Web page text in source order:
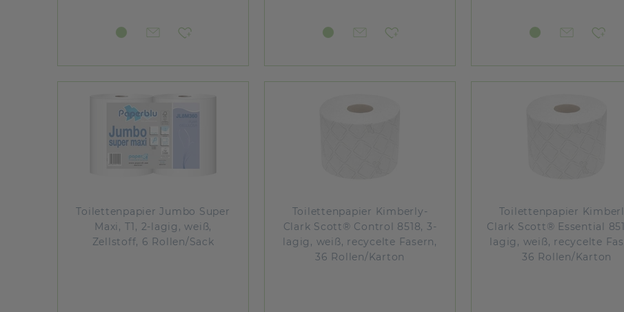
Toilettenpapier Jumbo Super
Maxi, T1, 2-lagig, weiß,
Zellstoff, 6 Rollen/Sack
Toilettenpapier Kimberly-
Clark Scott® Control 8518, 3-
lagig, weiß, recycelte Fasern,
36 Rollen/Karton
Toilettenpapier
Clark Scott® Essential
lagig, weiß, recycelte
36 Rollen/Karton